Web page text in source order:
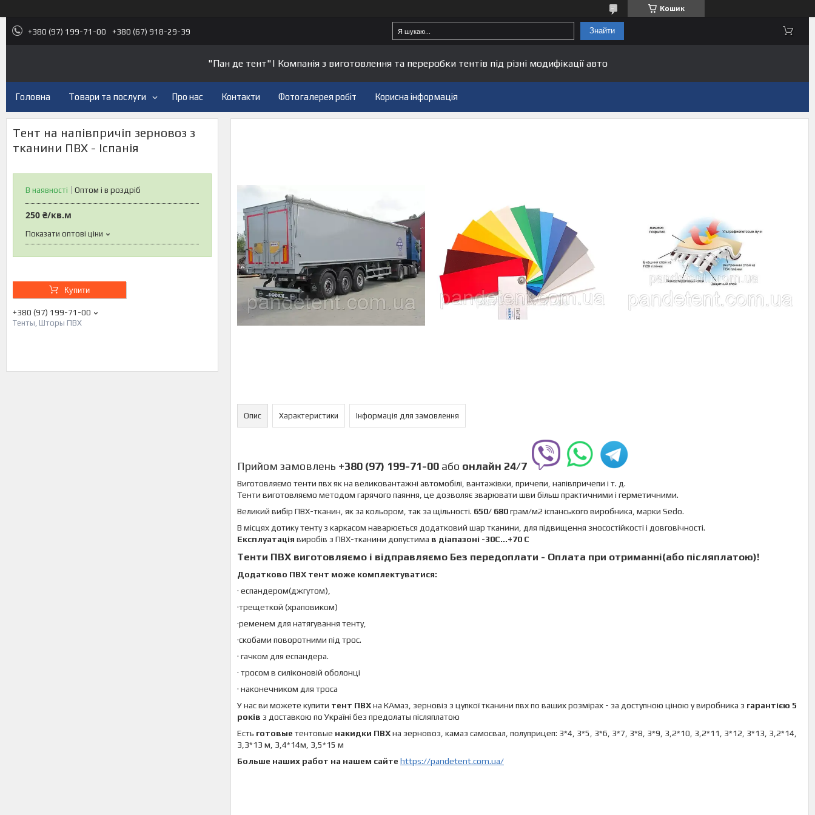
Кошик
+380 (97) 199-71-00 +380 (67) 918-29-39 Знайти
"Пан де тент"| Компанія з виготовлення та переробки тентів під різні модифікації авто
Головна Товари та послуги Про нас Контакти Фотогалерея робіт Корисна інформація
Тент на напівпричіп зерновоз з
тканини ПВХ - Іспанія
В наявності Оптом і в роздріб
250 ₴/кв.м
Показати оптові ціни
Купити
+380 (97) 199-71-00
Тенты, Шторы ПВХ
Опис Характеристики Інформація для замовлення
Прийом замовлень +380 (97) 199-71-00 або онлайн 24/7
Виготовляємо тенти пвх як на великовантажні автомобілі, вантажівки, причепи, напівпричепи і т. д.
Тенти виготовляємо методом гарячого паяння, це дозволяє зварювати шви більш практичними і герметичними.
Великий вибір ПВХ-тканин, як за кольором, так за щільності. 650/ 680грам/м2 іспанського виробника, марки Sedo.
В місцях дотику тенту з каркасом наварюється додатковий шар тканини, для підвищення зносостійкості і довговічності.
Експлуатація виробів з ПВХ-тканини допустима в діапазоні -30C...+70 C
Тенти ПВХ виготовляємо і відправляємо Без передоплати - Оплата при отриманні(або післяплатою)!
Додатково ПВХ тент може комплектуватися:
· еспандером(джгутом),
·трещеткой (храповиком)
·ременем для натягування тенту,
·скобами поворотними під трос.
· гачком для еспандера.
· тросом в силіконовій оболонці
· наконечником для троса
У нас ви можете купити тент ПВХна КАмаз, зерновіз з цупкої тканини пвх по ваших розмірах - за доступною ціною у виробника з гарантією 5
років з доставкою по Україні без предолаты післяплатою
Есть готовые тентовые накидки ПВХна зерновоз, камаз самосвал, полуприцеп: 3*4, 3*5, 3*6, 3*7, 3*8, 3*9, 3,2*10, 3,2*11, 3*12, 3*13, 3,2*14,
3,3*13 м, 3,4*14м, 3,5*15 м
Больше наших работ на нашем сайте https://pandetent.com.ua/